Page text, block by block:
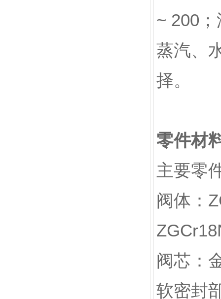
~ 200
蒸汽、
择。
零件材
主要零
阀体：
阀芯：
软密封